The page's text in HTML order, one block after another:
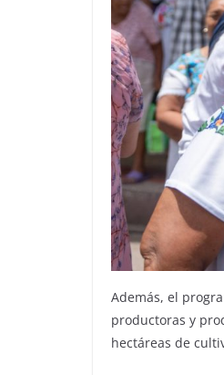
Además, el
productoras y
hectáreas de